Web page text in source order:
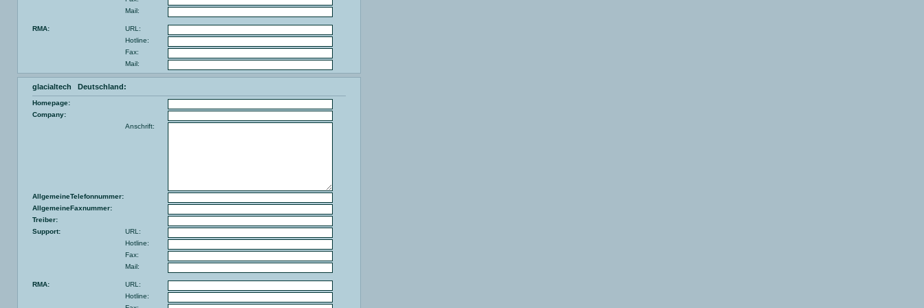
Mail:
RMA:
URL:
Hotline:
Fax:
Mail:
glacialtech Deutschland:
Homepage:
Company:
Anschrift:
AllgemeineTelefonnummer:
AllgemeineFaxnummer:
Treiber:
Support:
URL:
Hotline:
Fax:
Mail:
RMA:
URL:
Hotline: